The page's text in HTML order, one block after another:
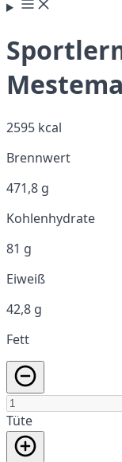
2595 kcal
Brennwert
471,8 g
Kohlenhydrate
81 g
Eiweiß
42,8 g
Fett
Tüte